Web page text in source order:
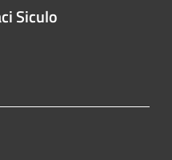
Siculo